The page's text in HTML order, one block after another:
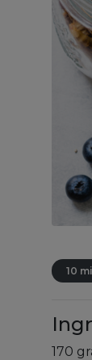
10
170